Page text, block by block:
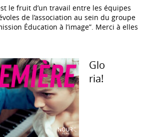
le fruit d’un travail entre les équipes
de l’association au sein du groupe
Éducation à l’image”. Merci à elles
Glo
ria!